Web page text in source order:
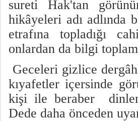
sureti Hak'tan
hikâyeleri adı adlında
etrafına topladığı
onlardan da bilgi
Geceleri gizlice
kıyafetler içersinde
kişi ile beraber
Dede daha önceden